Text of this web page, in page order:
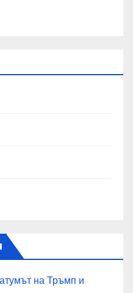
на Тръмп и